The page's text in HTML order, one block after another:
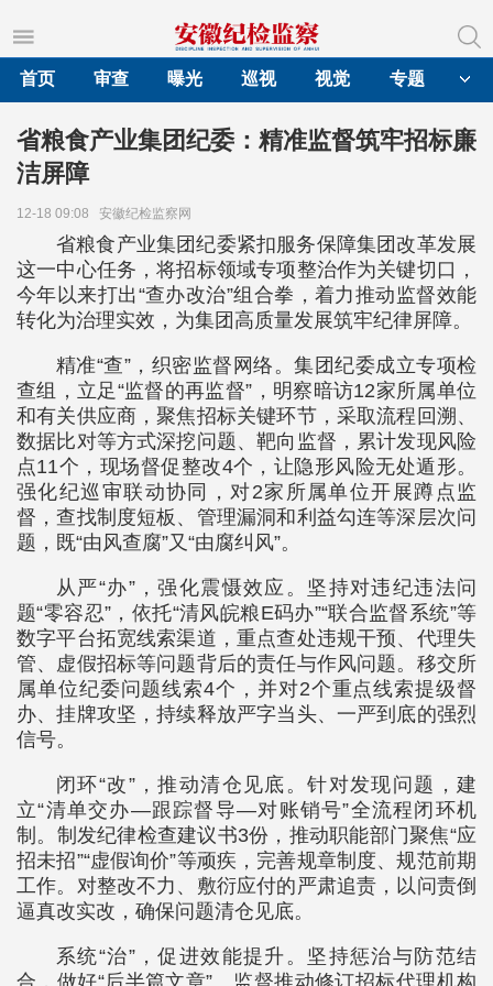
首页
审查 曝光 巡视 视觉 专题
省粮食产业集团纪委：精准监督筑牢招标廉
洁屏障
12-18 09:08 安徽纪检监察网
省粮食产业集团纪委紧扣服务保障集团改革发展
这一中心任务，将招标领域专项整治作为关键切口，
今年以来打出“查办改治”组合拳，着力推动监督效能
转化为治理实效，为集团高质量发展筑牢纪律屏障。
精准“查”，织密监督网络。集团纪委成立专项检
查组，立足“监督的再监督”，明察暗访12家所属单位
和有关供应商，聚焦招标关键环节，采取流程回溯、
数据比对等方式深挖问题、靶向监督，累计发现风险
点11个，现场督促整改4个，让隐形风险无处遁形。
强化纪巡审联动协同，对2家所属单位开展蹲点监
督，查找制度短板、管理漏洞和利益勾连等深层次问
题，既“由风查腐”又“由腐纠风”。
从严“办”，强化震慑效应。坚持对违纪违法问
题“零容忍”，依托“清风皖粮E码办”“联合监督系统”等
数字平台拓宽线索渠道，重点查处违规干预、代理失
管、虚假招标等问题背后的责任与作风问题。移交所
属单位纪委问题线索4个，并对2个重点线索提级督
办、挂牌攻坚，持续释放严字当头、一严到底的强烈
信号。
闭环“改”，推动清仓见底。针对发现问题，建
立“清单交办—跟踪督导—对账销号”全流程闭环机
制。制发纪律检查建议书3份，推动职能部门聚焦“应
招未招”“虚假询价”等顽疾，完善规章制度、规范前期
工作。对整改不力、敷衍应付的严肃追责，以问责倒
逼真改实改，确保问题清仓见底。
系统“治”，促进效能提升。坚持惩治与防范结
合，做好“后半篇文章”。监督推动修订招标代理机构